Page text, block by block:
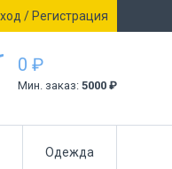
/ Регистрация
0 ₽
Мин. заказ: 5000 ₽
Одежда